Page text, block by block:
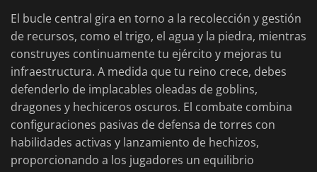
El bucle central gira en torno a la recolección y gestión
de recursos, como el trigo, el agua y la piedra, mientras
construyes continuamente tu ejército y mejoras tu
infraestructura. A medida que tu reino crece, debes
defenderlo de implacables oleadas de goblins,
dragones y hechiceros oscuros. El combate combina
configuraciones pasivas de defensa de torres con
habilidades activas y lanzamiento de hechizos,
proporcionando a los jugadores un equilibrio